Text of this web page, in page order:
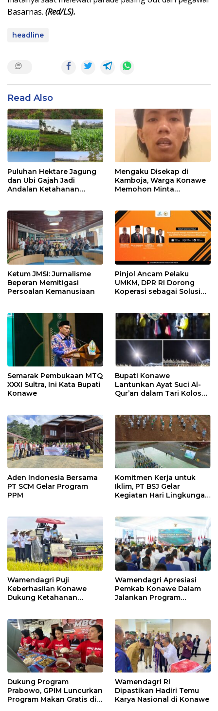
Basarnas. (Red/LS).
headline
Read Also
Puluhan Hektare Jagung
dan Ubi Gajah Jadi
Andalan Ketahanan
Mengaku Disekap di
Kamboja, Warga Konawe
Memohon Minta
Ketum JMSI: Jurnalisme
Beperan Memitigasi
Persoalan Kemanusiaan
Pinjol Ancam Pelaku
UMKM, DPR RI Dorong
Koperasi sebagai Solusi
Semarak Pembukaan MTQ
XXXI Sultra, Ini Kata Bupati
Konawe
Bupati Konawe
Lantunkan Ayat Suci Al-
Qur’an dalam Tari Kolosal
Aden Indonesia Bersama
PT SCM Gelar Program
PPM
Komitmen Kerja untuk
Iklim, PT BSJ Gelar
Kegiatan Hari Lingkungan
Wamendagri Puji
Keberhasilan Konawe
Dukung Ketahanan
Wamendagri Apresiasi
Pemkab Konawe Dalam
Jalankan Program
Dukung Program
Prabowo, GPIM Luncurkan
Program Makan Gratis di
Wamendagri RI
Dipastikan Hadiri Temu
Karya Nasional di Konawe